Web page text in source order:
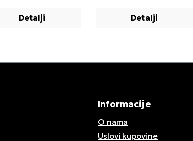
Detalji Detalji
Informacije
O nama
Uslovi kupovine